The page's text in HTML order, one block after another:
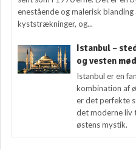
enestående og malerisk blanding
kyststrækninger, og...
Istanbul –
og vesten
Istanbul er en
kombination af
er det perfekte
det moderne liv
østens mystik.